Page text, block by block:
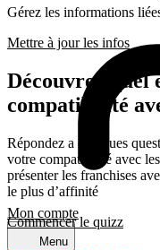
Mon compte
Menu
Gérez les informations
Mettre à jour les infos
Découvrez quel
compatibilité
Répondez a quelques
votre compatibilité avec
présenter les franchises
le plus d’affinité
Commencer le quizz